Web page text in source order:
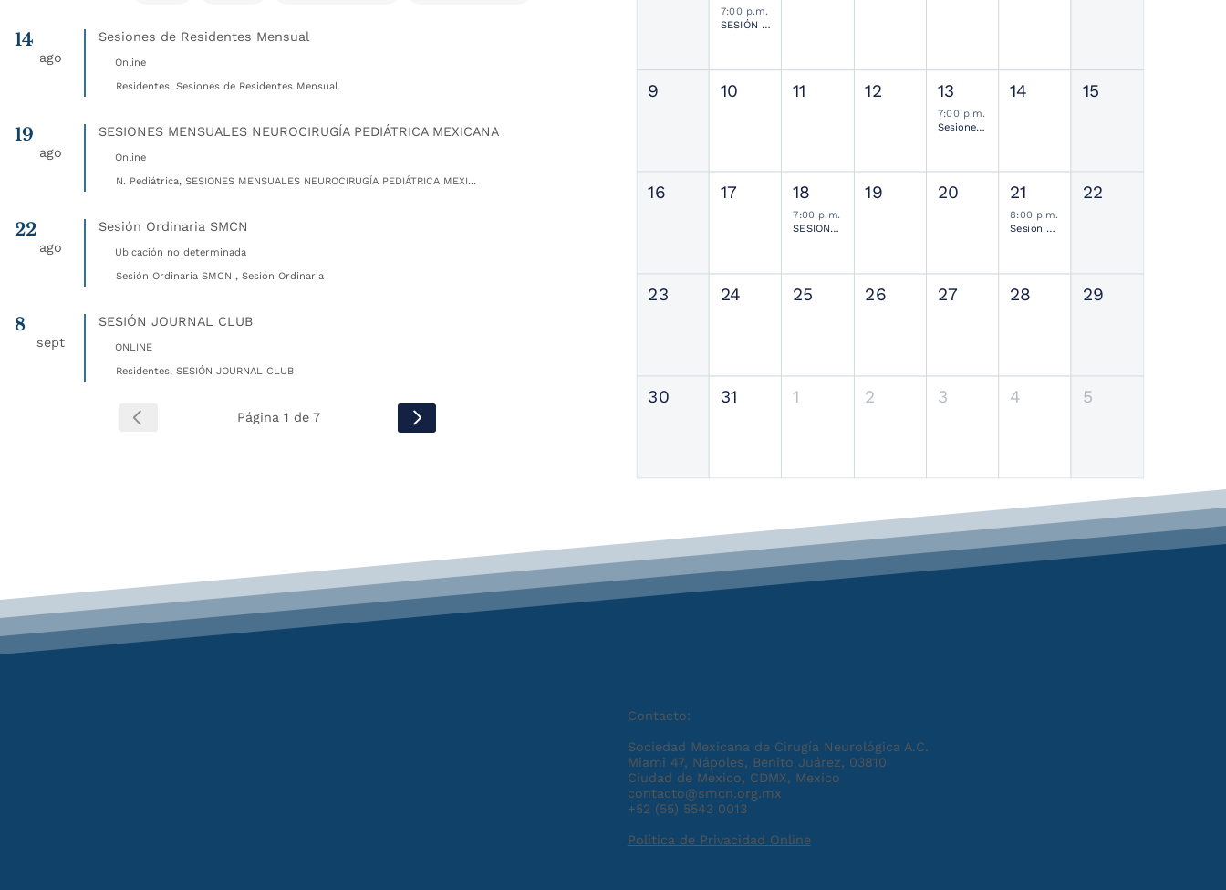
7:00 p.m.
SESIÓN JOURNAL CLUB
9 10 11 12 13
7:00 p.m.
Sesiones de Residentes Mensual
14 15
16 17 18
7:00 p.m.
SESIONES MENSUALES NEUROCIRUGÍA PEDIÁTRICA MEXICANA
19 20 21
8:00 p.m.
Sesión Ordinaria SMCN
22
23 24 25 26 27 28 29
30 31 1 2 3 4 5
14
ago
Sesiones de Residentes Mensual
Online
Residentes, Sesiones de Residentes Mensual
19
ago
SESIONES MENSUALES NEUROCIRUGÍA PEDIÁTRICA MEXICANA
Online
N. Pediátrica, SESIONES MENSUALES NEUROCIRUGÍA PEDIÁTRICA MEXI...
22
ago
Sesión Ordinaria SMCN
Ubicación no determinada
Sesión Ordinaria SMCN , Sesión Ordinaria
8
sept
SESIÓN JOURNAL CLUB
ONLINE
Residentes, SESIÓN JOURNAL CLUB
Página 1 de 7
Contacto:
Sociedad Mexicana de Cirugía Neurológica A.C.
Miami 47, Nápoles, Benito Juárez, 03810
Ciudad de México, CDMX, Mexico
contacto@smcn.org.mx
+52 (55) 5543 0013
Política de Privacidad Online